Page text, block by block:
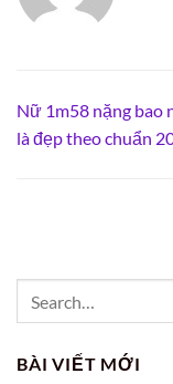
Nữ 1m58 nặng bao
là đẹp theo chuẩn
BÀI VIẾT MỚI